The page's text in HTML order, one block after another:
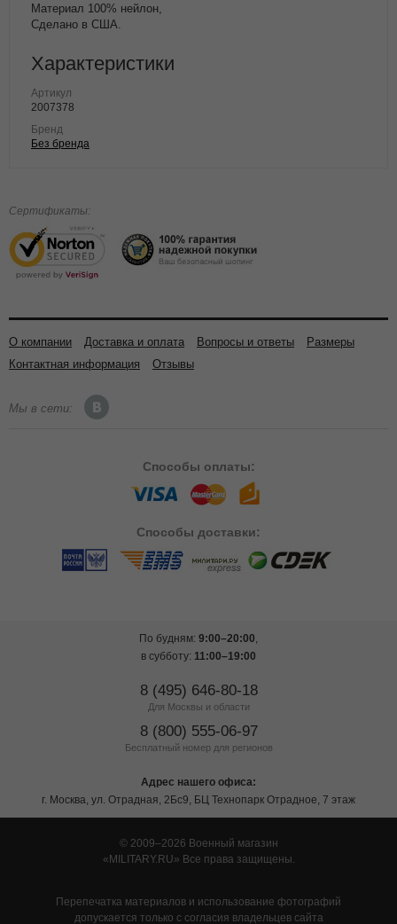
Материал 100% нейлон,
Сделано в США.
Характеристики
Артикул
2007378
Бренд
Без бренда
Сертификаты:
О компании Доставка и оплата Вопросы и ответы
Размеры
Контактная информация
Отзывы
Мы в сети:
Способы оплаты:
Способы доставки:
По будням: 9:00–20:00,
в субботу: 11:00–19:00
8 (495) 646-80-18
Для Москвы и области
8 (800) 555-06-97
Бесплатный номер для регионов
Адрес нашего офиса:
г. Москва, ул. Отрадная, 2Бс9, БЦ Технопарк Отрадное, 7 этаж
© 2009–2026 Военный магазин
MILITARY.RU
Все права защищены.
Перепечатка материалов и использование фотографий
допускается только с согласия владельцев сайта